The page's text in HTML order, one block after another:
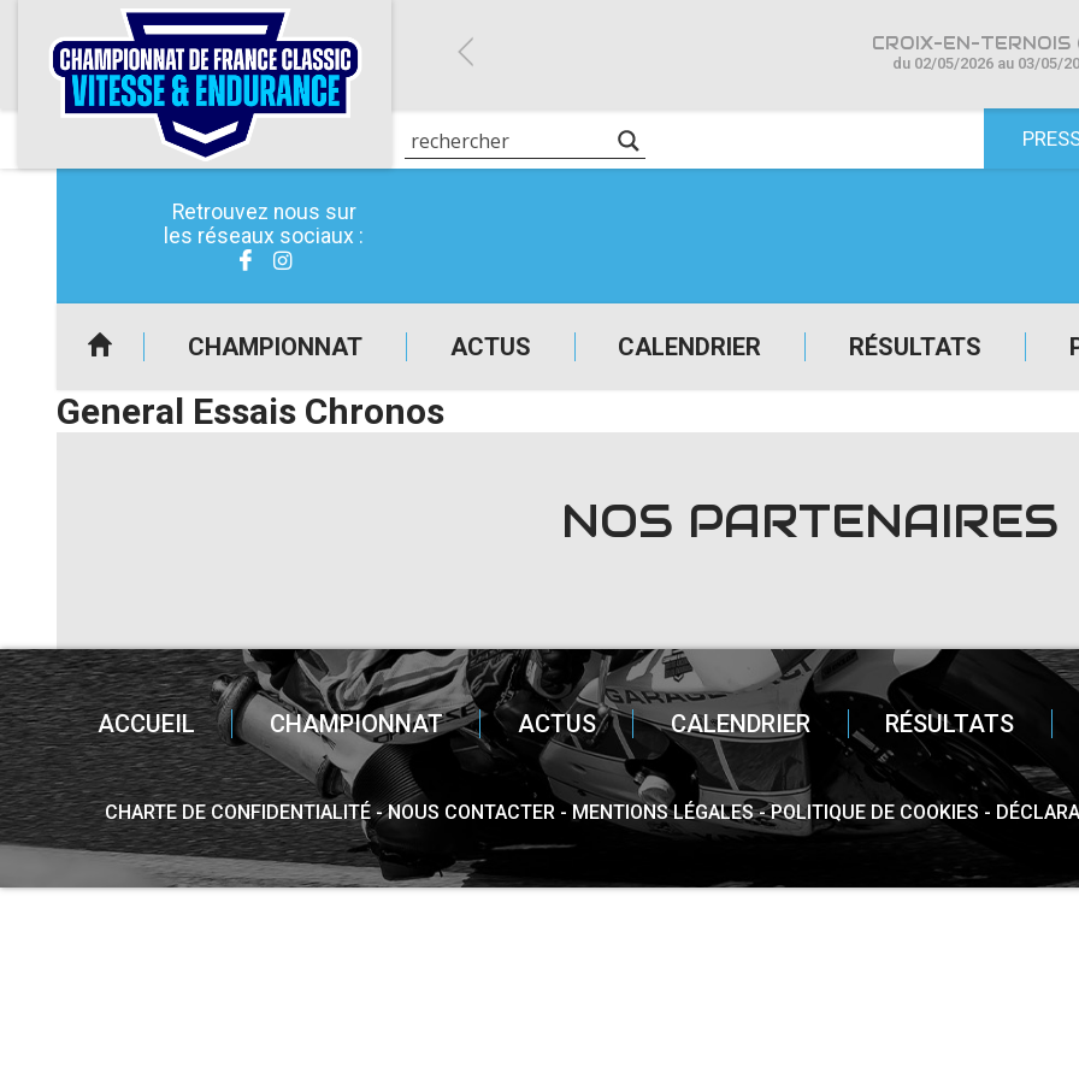
Retrouvez nous sur
les réseaux sociaux :
CHAMPIONNAT ACTUS CALENDRIER RÉSULTATS
CROIX-EN-TERNOIS
du 02/05/2026 au 03/05/
General Essais Chronos
NOS PARTENAIRES
ACCUEIL CHAMPIONNAT ACTUS CALENDRIER RÉSULTATS
CHARTE DE CONFIDENTIALITÉ NOUS CONTACTER MENTIONS LÉGALES POLITIQUE DE COOKIES